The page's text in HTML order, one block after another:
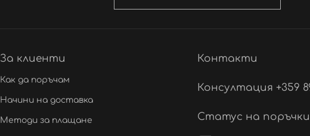
За клиенти
Как да поръчам
Начини на доставка
Методи за плащане
Контакти
Консултация +359
Статус на поръчки